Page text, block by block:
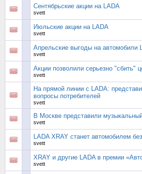
Сентябрьские акции на LADA
svett
Июльские акции на LADA
svett
Апрельские выгоды на автомобили
svett
Акции позволили серьезно "сбить"
svett
На прямой линии с LADA:
вопросы потребителей
svett
В Москве представили
svett
LADA XRAY станет автомобилем
svett
XRAY и другие LADA в премии
svett